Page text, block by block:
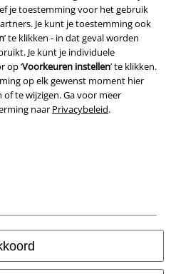
je toestemming voor het gebruik
Je kunt je toestemming ook
’ te klikken - in dat geval worden
Je kunt je individuele
op ‘Voorkeuren instellen’ te klikken.
op elk gewenst moment hier
of te wijzigen. Ga voor meer
naar Privacybeleid.
BV